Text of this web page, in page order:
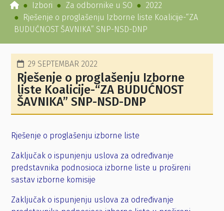
Izbori Za odbornike u SO
2022
Rješenje o proglašenju Izborne liste Koalicije-“ZA
BUDUĆNOST ŠAVNIKA” SNP-NSD-DNP
29 SEPTEMBAR 2022
Rješenje o proglašenju Izborne
liste Koalicije-“ZA BUDUĆNOST
ŠAVNIKA” SNP-NSD-DNP
Rješenje o proglašenju izborne liste
Zaključak o ispunjenju uslova za određivanje
predstavnika podnosioca izborne liste u prošireni
sastav izborne komisije
Zaključak o ispunjenju uslova za određivanje